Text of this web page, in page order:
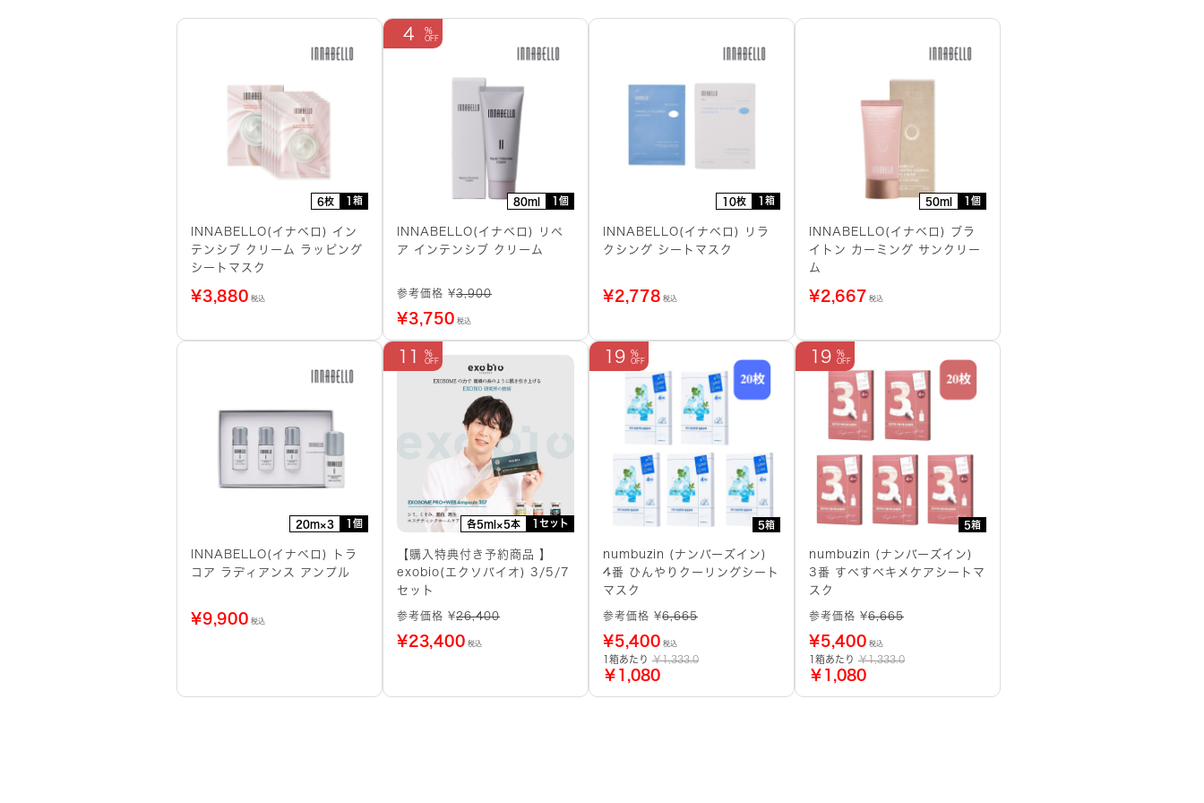
6枚 1箱
INNABELLO(イナベロ) イン
テンシブ クリーム ラッピング
シートマスク
¥3,880 税込
80ml 1個
4
INNABELLO(イナベロ) リペ
ア インテンシブ クリーム
参考価格 ¥3,900
¥3,750 税込
10枚 1箱
INNABELLO(イナベロ) リラ
クシング シートマスク
¥2,778 税込
50ml 1個
INNABELLO(イナベロ) ブラ
イトン カーミング サンクリー
ム
¥2,667 税込
20m×3 1個
INNABELLO(イナベロ) トラ
コア ラディアンス アンプル
¥9,900 税込
各5ml×5本 1セット
11
【購入特典付き予約商品 】
exobio(エクソバイオ) 3/5/7
セット
参考価格 ¥26,400
¥23,400 税込
5箱
19
numbuzin (ナンバーズイン)
4番 ひんやりクーリングシート
マスク
参考価格 ¥6,665
¥5,400 税込
1箱あたり ￥1,333.0
￥1,080
5箱
19
numbuzin (ナンバーズイン)
3番 すべすべキメケアシートマ
スク
参考価格 ¥6,665
¥5,400 税込
1箱あたり ￥1,333.0
￥1,080